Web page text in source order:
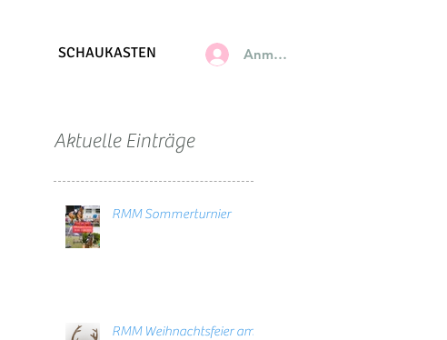
SCHAUKASTEN Anmelden
Aktuelle Einträge
RMM Sommerturnier
RMM Weihnachtsfeier am